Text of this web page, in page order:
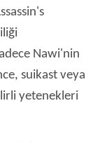
Nawi'nin
suikast veya
yetenekleri